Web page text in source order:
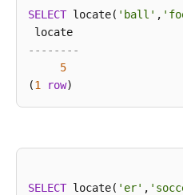
作
取
符
SELECT locate( 'ball' ,
--------
5
(1 row
SELECT locate( 'er' ,